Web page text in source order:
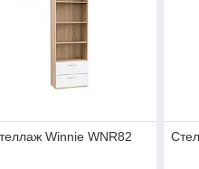
Winnie WNR82